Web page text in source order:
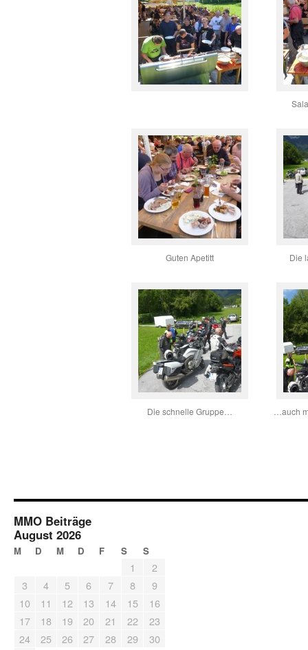
Guten Apetitt Die
Die schnelle Gruppe… …auch
MMO Beiträge
August 2026
M D M D F S S
1
2
3
4 5 6 7 8
9
10
11 12 13 14 15
16
17
18 19 20 21 22
23
24
25 26 27 28 29
30